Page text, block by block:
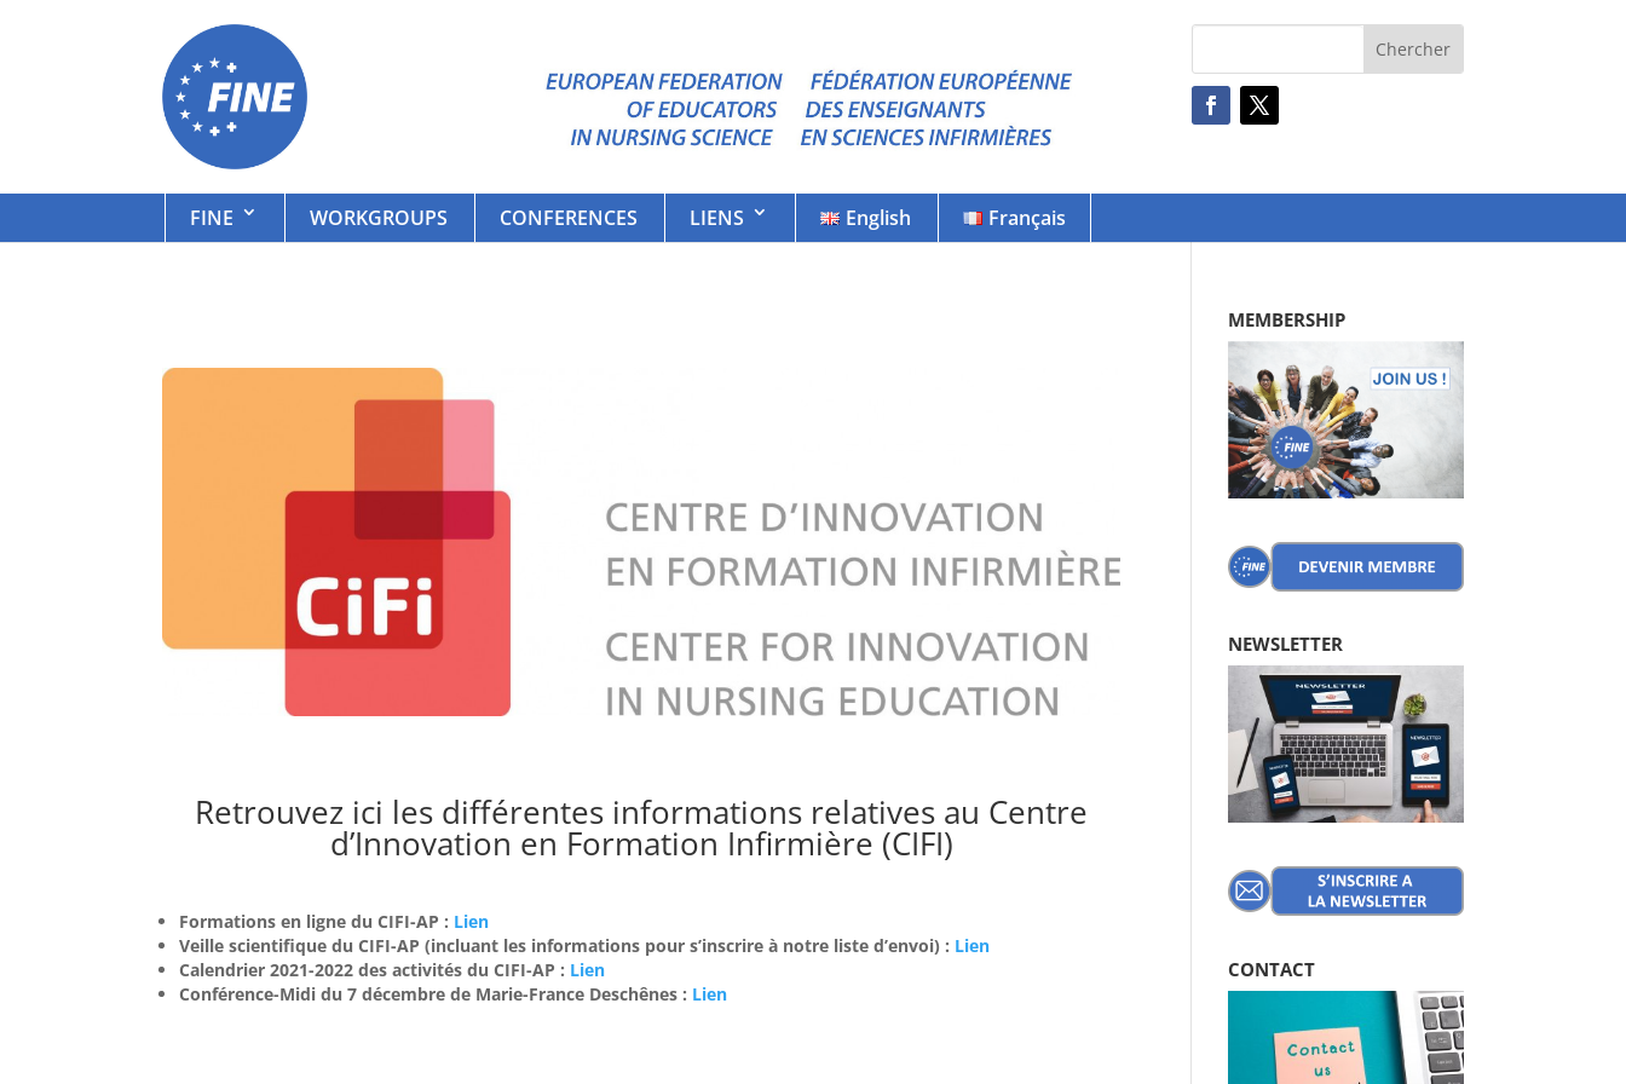
FINE WORKGROUPS CONFERENCES LIENS English Français
Retrouvez ici les différentes informations relatives au Centre
d’Innovation en Formation Infirmière (CIFI)
Formations en ligne du CIFI-AP : Lien
Veille scientifique du CIFI-AP (incluant les informations pour s’inscrire à notre liste d’envoi) : Lien
Calendrier 2021-2022 des activités du CIFI-AP : Lien
Conférence-Midi du 7 décembre de Marie-France Deschênes : Lien
MEMBERSHIP
NEWSLETTER
CONTACT